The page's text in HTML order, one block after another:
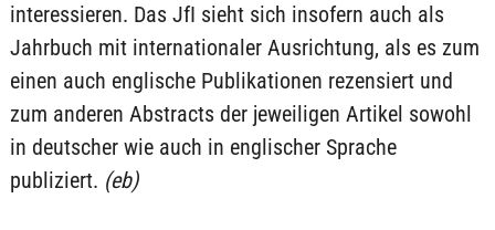
interessieren. Das JfI sieht sich insofern auch als
Jahrbuch mit internationaler Ausrichtung, als es zum
einen auch englische Publikationen rezensiert und
zum anderen Abstracts der jeweiligen Artikel sowohl
in deutscher wie auch in englischer Sprache
publiziert. (eb)